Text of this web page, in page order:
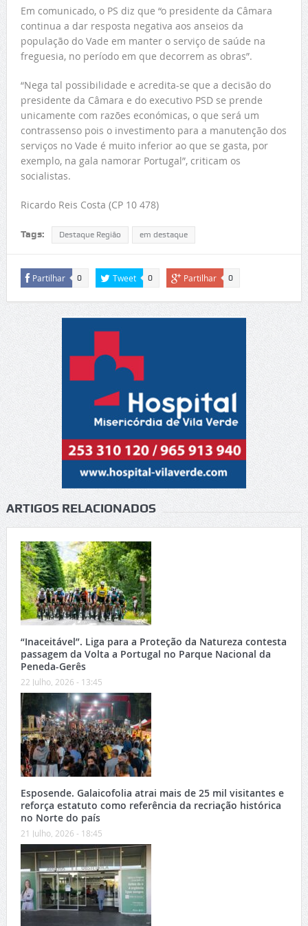
Em comunicado, o PS diz que “o presidente da Câmara
continua a dar resposta negativa aos anseios da
população do Vade em manter o serviço de saúde na
freguesia, no período em que decorrem as obras”.
“Nega tal possibilidade e acredita-se que a decisão do
presidente da Câmara e do executivo PSD se prende
unicamente com razões económicas, o que será um
contrassenso pois o investimento para a manutenção dos
serviços no Vade é muito inferior ao que se gasta, por
exemplo, na gala namorar Portugal”, criticam os
socialistas.
Ricardo Reis Costa (CP 10 478)
Tags: Destaque Região em destaque
Partilhar 0 Tweet 0 Partilhar 0
ARTIGOS RELACIONADOS
“Inaceitável”. Liga para a Proteção da Natureza contesta
passagem da Volta a Portugal no Parque Nacional da
Peneda-Gerês
22 Julho, 2026 - 13:45
Esposende. Galaicofolia atrai mais de 25 mil visitantes e
reforça estatuto como referência da recriação histórica
no Norte do país
21 Julho, 2026 - 18:45